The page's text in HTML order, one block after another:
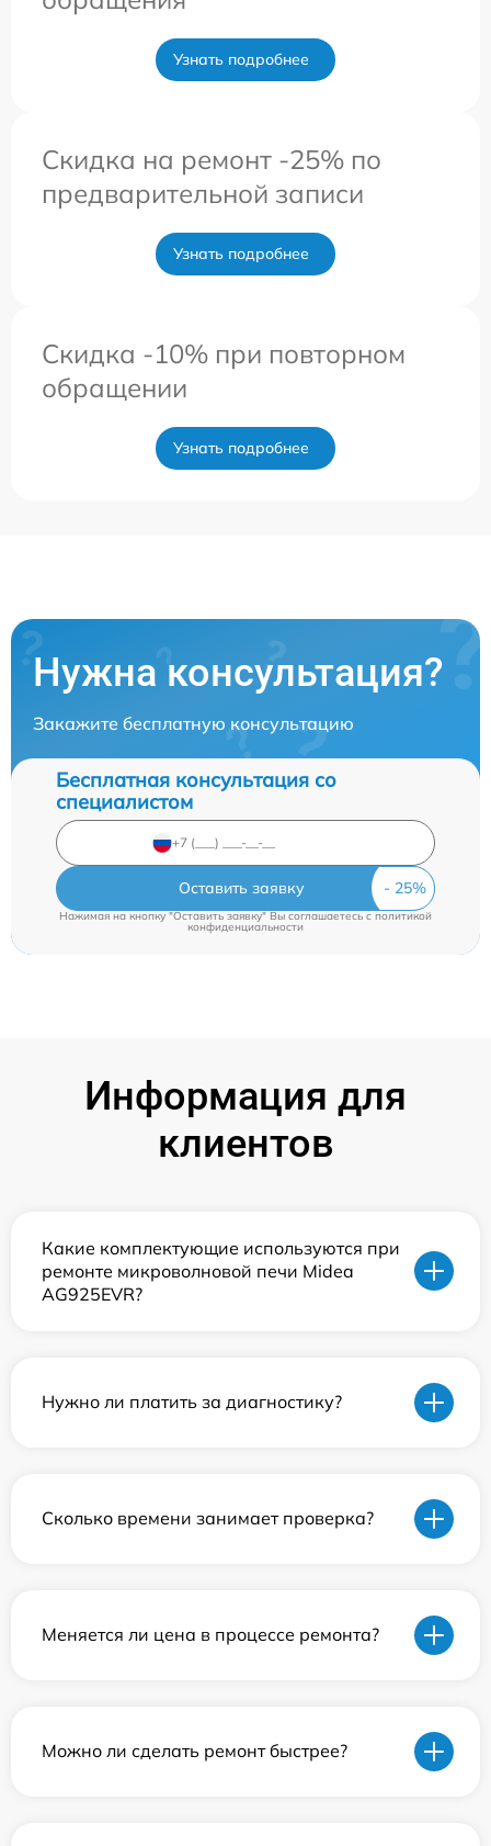
Узнать подробнее
Скидка на ремонт -25% по
предварительной записи
Узнать подробнее
Скидка -10% при повторном
обращении
Узнать подробнее
Нужна консультация?
Закажите бесплатную консультацию
Бесплатная консультация со
специалистом
Оставить заявку
Нажимая на кнопку "Оставить заявку" Вы соглашаетесь cполитикой
конфиденциальности
Информация для
клиентов
Какие комплектующие используются при
ремонте микроволновой печи Midea
AG925EVR?
Нужно ли платить за диагностику?
Сколько времени занимает проверка?
Меняется ли цена в процессе ремонта?
Можно ли сделать ремонт быстрее?